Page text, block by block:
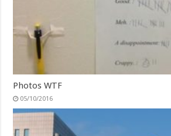
Photos WTF
05/10/2016